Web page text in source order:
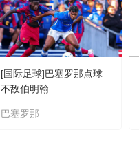
[国际足球]巴塞罗那点球
不敌伯明翰
巴塞罗那